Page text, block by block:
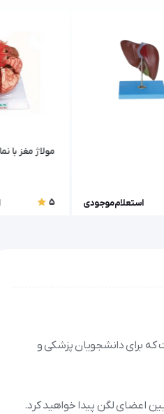
استعلام موجودی
مولاژ مغز با
5
بدن است که برای دانشجویان پزشکی و
اعضای لگن پیدا خواهید کرد.